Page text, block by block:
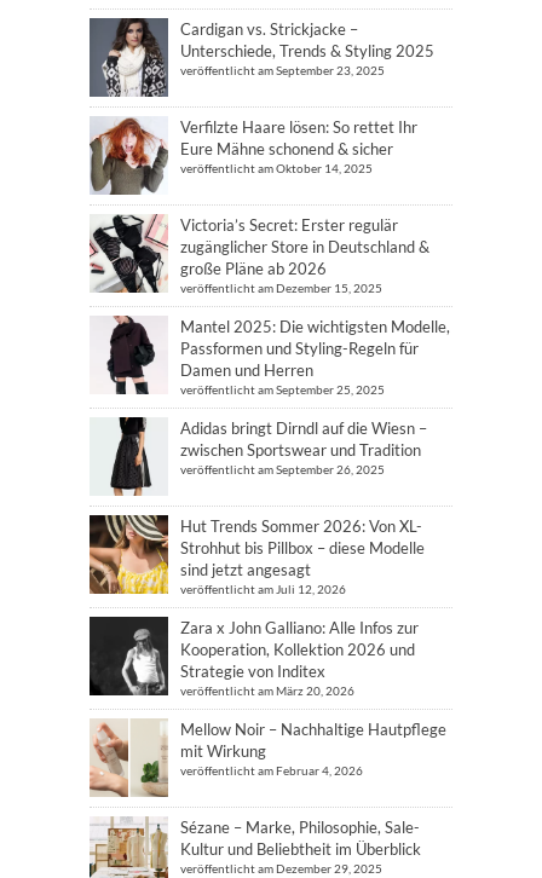
Cardigan vs. Strickjacke –
Unterschiede, Trends & Styling 2025
veröffentlicht am September 23, 2025
Verfilzte Haare lösen: So rettet Ihr
Eure Mähne schonend & sicher
veröffentlicht am Oktober 14, 2025
Victoria’s Secret: Erster regulär
zugänglicher Store in Deutschland &
große Pläne ab 2026
veröffentlicht am Dezember 15, 2025
Mantel 2025: Die wichtigsten Modelle,
Passformen und Styling-Regeln für
Damen und Herren
veröffentlicht am September 25, 2025
Adidas bringt Dirndl auf die Wiesn –
zwischen Sportswear und Tradition
veröffentlicht am September 26, 2025
Hut Trends Sommer 2026: Von XL-
Strohhut bis Pillbox – diese Modelle
sind jetzt angesagt
veröffentlicht am Juli 12, 2026
Zara x John Galliano: Alle Infos zur
Kooperation, Kollektion 2026 und
Strategie von Inditex
veröffentlicht am März 20, 2026
Mellow Noir – Nachhaltige Hautpflege
mit Wirkung
veröffentlicht am Februar 4, 2026
Sézane – Marke, Philosophie, Sale-
Kultur und Beliebtheit im Überblick
veröffentlicht am Dezember 29, 2025